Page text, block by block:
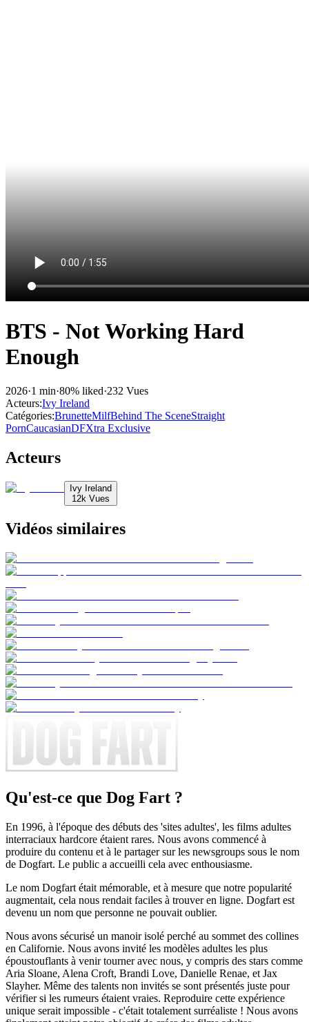
BTS - Not Working Hard
Enough
2026·1 min·80% liked·232 Vues
Acteurs:Ivy Ireland
Catégories:BrunetteMilfBehind The SceneStraight
PornCaucasianDFXtra Exclusive
Acteurs
Ivy Ireland
12k Vues
Vidéos similaires
Qu'est-ce que Dog Fart ?
En 1996, à l'époque des débuts des 'sites adultes', les films adultes
interraciaux hardcore étaient rares. Nous avons commencé à
produire du contenu et à le partager sur les newsgroups sous le nom
de Dogfart. Le public a accueilli cela avec enthousiasme.
Le nom Dogfart était mémorable, et à mesure que notre popularité
augmentait, cela nous rendait faciles à trouver en ligne. Dogfart est
devenu un nom que personne ne pouvait oublier.
Nous avons sécurisé un manoir isolé perché au sommet des collines
en Californie. Nous avons invité les modèles adultes les plus
époustouflants à venir tourner avec nous, y compris des stars comme
Aria Sloane, Alena Croft, Brandi Love, Danielle Renae, et Jax
Slayher. Même des talents non invités se sont présentés juste pour
vérifier si les rumeurs étaient vraies. Reproduire cette expérience
unique serait impossible - c'était totalement surréaliste ! Nous avons